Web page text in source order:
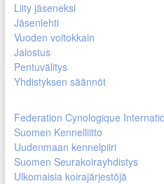
Liity jäseneksi
Jäsenlehti
Vuoden voitokkain
Jalostus
Pentuvälitys
Yhdistyksen säännöt
Federation Cynologique
Suomen Kennelliitto
Uudenmaan kennelpiiri
Suomen Seurakoirayhdistys
Ulkomaisia koirajärjestöjä